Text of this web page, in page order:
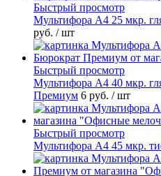
Быстрый просмотр
Мультифора А4 25 мкр.
руб. / шт
Быстрый просмотр
Мультифора А4 40 мкр.
Премиум 6 руб. / шт
Быстрый просмотр
Мультифора А4 45 мкр.